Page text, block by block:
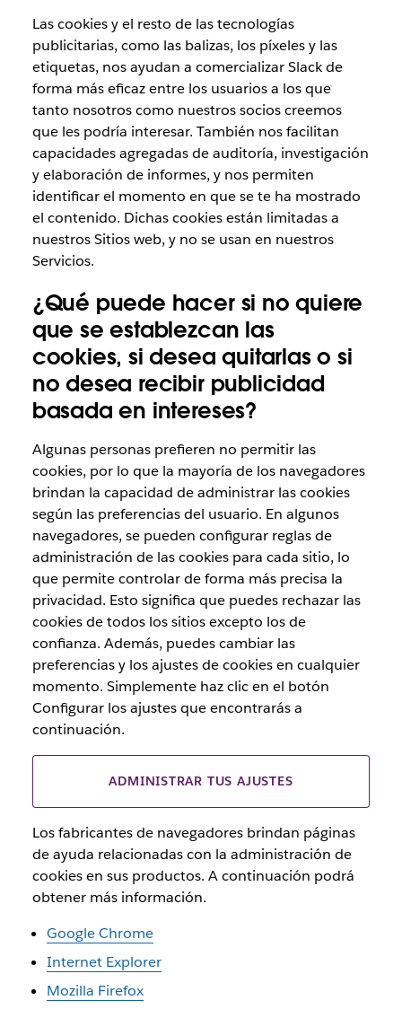
Las cookies y el resto de las tecnologías
publicitarias, como las balizas, los píxeles y las
etiquetas, nos ayudan a comercializar Slack de
forma más eficaz entre los usuarios a los que
tanto nosotros como nuestros socios creemos
que les podría interesar. También nos facilitan
capacidades agregadas de auditoría, investigación
y elaboración de informes, y nos permiten
identificar el momento en que se te ha mostrado
el contenido. Dichas cookies están limitadas a
nuestros Sitios web, y no se usan en nuestros
Servicios.
¿Qué puede hacer si no quiere
que se establezcan las
cookies, si desea quitarlas o si
no desea recibir publicidad
basada en intereses?
Algunas personas prefieren no permitir las
cookies, por lo que la mayoría de los navegadores
brindan la capacidad de administrar las cookies
según las preferencias del usuario. En algunos
navegadores, se pueden configurar reglas de
administración de las cookies para cada sitio, lo
que permite controlar de forma más precisa la
privacidad. Esto significa que puedes rechazar las
cookies de todos los sitios excepto los de
confianza. Además, puedes cambiar las
preferencias y los ajustes de cookies en cualquier
momento. Simplemente haz clic en el botón
Configurar los ajustes que encontrarás a
continuación.
ADMINISTRAR TUS AJUSTES
Los fabricantes de navegadores brindan páginas
de ayuda relacionadas con la administración de
cookies en sus productos. A continuación podrá
obtener más información.
Google Chrome
Internet Explorer
Mozilla Firefox